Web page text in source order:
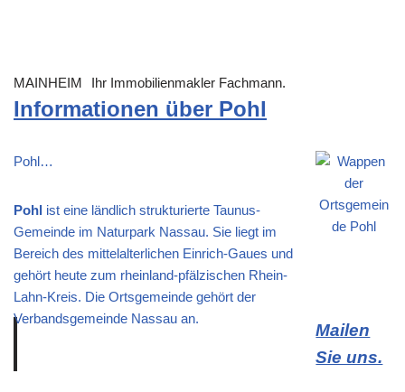
MAINHEIM Ihr Immobilienmakler Fachmann.
Informationen über Pohl
Pohl…
Pohl ist eine ländlich strukturierte Taunus-
Gemeinde im Naturpark Nassau. Sie liegt im
Bereich des mittelalterlichen Einrich-Gaues und
gehört heute zum rheinland-pfälzischen Rhein-
Lahn-Kreis. Die Ortsgemeinde gehört der
Verbandsgemeinde Nassau an.
Mailen
Sie uns.